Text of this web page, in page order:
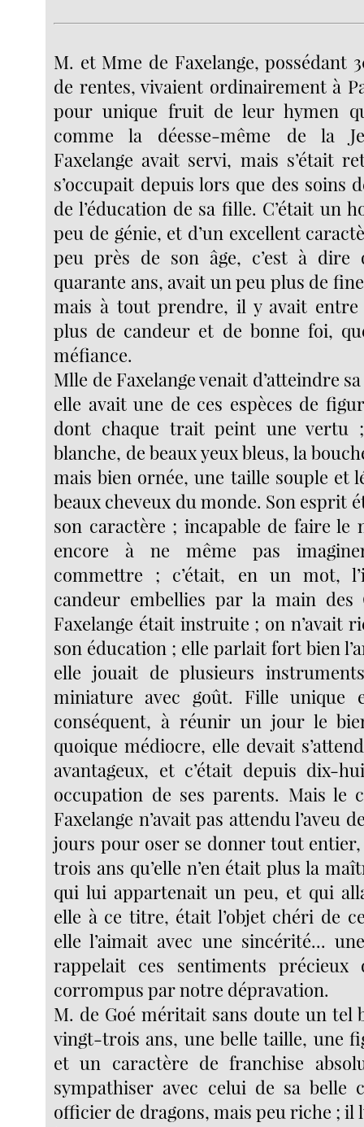
M. et Mme de Faxelange, possédant
de rentes, vivaient ordinairement à
pour unique fruit de leur hymen
comme la déesse-même de la
Faxelange avait servi, mais s’était
s’occupait depuis lors que des soins
de l’éducation de sa fille. C’était un
peu de génie, et d’un excellent
peu près de son âge, c’est à dire
quarante ans, avait un peu plus de
mais à tout prendre, il y avait entre
plus de candeur et de bonne foi,
méfiance.
Mlle de Faxelange venait d’atteindre
elle avait une de ces espèces de
dont chaque trait peint une vertu
blanche, de beaux yeux bleus, la
mais bien ornée, une taille souple et
beaux cheveux du monde. Son esprit
son caractère ; incapable de faire le
encore à ne même pas
commettre ; c’était, en un mot,
candeur embellies par la main des
Faxelange était instruite ; on n’avait
son éducation ; elle parlait fort bien
elle jouait de plusieurs
miniature avec goût. Fille unique
conséquent, à réunir un jour le
quoique médiocre, elle devait
avantageux, et c’était depuis dix-
occupation de ses parents. Mais le
Faxelange n’avait pas attendu l’aveu
jours pour oser se donner tout
trois ans qu’elle n’en était plus la
qui lui appartenait un peu, et qui
elle à ce titre, était l’objet chéri de
elle l’aimait avec une sincérité...
rappelait ces sentiments
corrompus par notre dépravation.
M. de Goé méritait sans doute un tel
vingt-trois ans, une belle taille, une
et un caractère de franchise
sympathiser avec celui de sa belle
officier de dragons, mais peu riche ;